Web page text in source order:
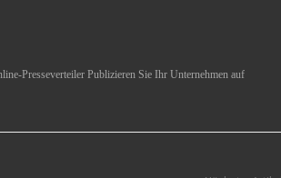
Presseverteiler Publizieren Sie Ihr Unternehmen auf